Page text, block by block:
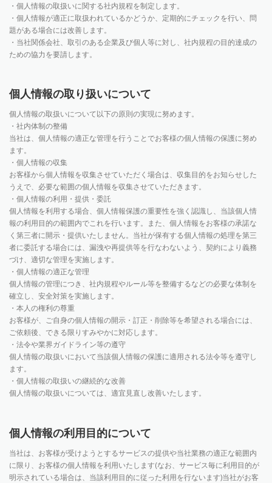
・個人情報の取扱いに関する社内規程を制定します。
・個人情報が適正に取扱われているかどうか、定期的にチェックを行い、問
題がある場合には改善します。
・当社関係会社、取引のある企業及び個人等に対し、社内規程の目的達成の
ための協力を要請します。
個人情報の取り扱いについて
個人情報の取扱いについて以下の原則の実現に努めます。
・社内体制の整備
当社は、個人情報の適正な管理を行うことでお客様の個人情報の保護に努め
ます。
・個人情報の収集
お客様から個人情報を収集させていただく場合は、収集目的をお知らせした
うえで、必要な範囲の個人情報を収集させていただきます。
・個人情報の利用・提供・委託
個人情報を利用する場合、個人情報保護の重要性を強く認識し、当該個人情
報の利用目的の範囲内でこれを行います。また、個人情報をお客様の承諾な
く第三者に開示・提供いたしません。当社が保有する個人情報の処理を第三
者に委託する場合には、漏洩や再提供等を行なわないよう、契約により義務
づけ、適切な管理を実施します。
・個人情報の適正な管理
個人情報の管理につき、社内規程やルール等を整備するなどの必要な体制を
確立し、安全対策を実施します。
・本人の権利の尊重
お客様が、ご自身の個人情報の開示・訂正・削除等を希望される場合には、
ご依頼後、できる限りすみやかに対応します。
・法令や業界ガイドライン等の遵守
個人情報の取扱いにおいて当該個人情報の保護に適用される法令等を遵守し
ます。
・個人情報の取扱いの継続的な改善
個人情報の取扱いについては、適宜見直し改善いたします。
個人情報の利用目的について
当社は、お客様が受けようとするサービスの提供や当社業務の適正な範囲内
に限り、お客様の個人情報を利用いたします(なお、サービス毎に利用目的が
明示されている場合は、当該利用目的に従った利用を行ないます)当社がお客